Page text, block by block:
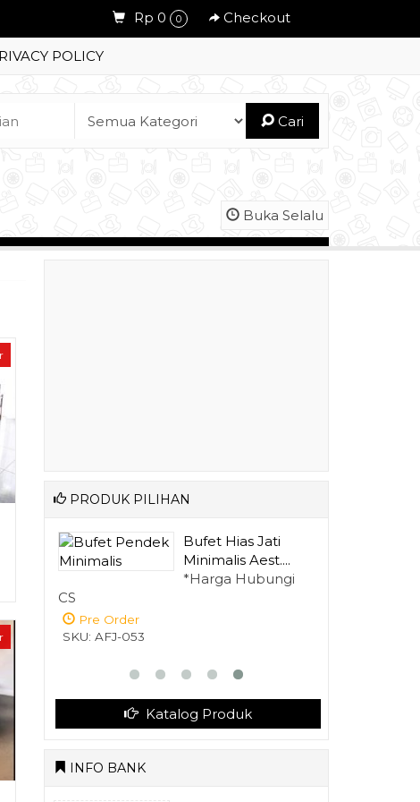
Rp 0 0 Checkout
POLICY
Cari
Buka Selalu
PRODUK PILIHAN
Sofa Tamu Sudut
Minimalis Mewa....
*Harga Hubungi
CS
Pre Order
SKU: AFJ-027
Katalog Produk
INFO BANK